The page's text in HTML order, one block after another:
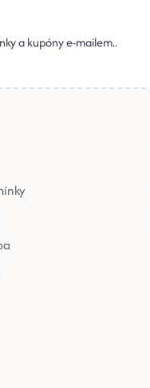
a kupóny e-mailem..